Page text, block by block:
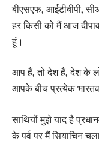
बीएसएफ, आईटीबीपी,
हर किसी को मैं आज
हूं।
आप हैं, तो देश हैं, देश के
आपके बीच प्रत्‍येक
साथियों मुझे याद है
के पर्व पर मैं सियाचिन